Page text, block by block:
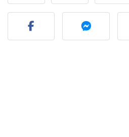
Publicar la